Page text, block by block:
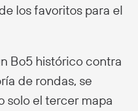
los favoritos para el
Bo5 histórico contra
de rondas, se
solo el tercer mapa